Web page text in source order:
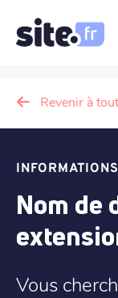
Revenir à
Nom de
Vous